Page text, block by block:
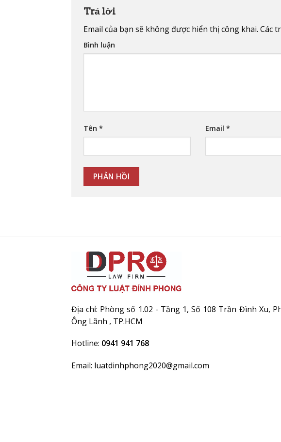
Trả lời
Email của bạn sẽ không được hiển thị công khai. Các
Bình luận
Tên * Email *
Địa chỉ: Phòng số 1.02 - Tầng 1, Số 108 Trần Đình Xu,
Ông Lãnh , TP.HCM
Hotline: 0941 941 768
Email: luatdinhphong2020@gmail.com